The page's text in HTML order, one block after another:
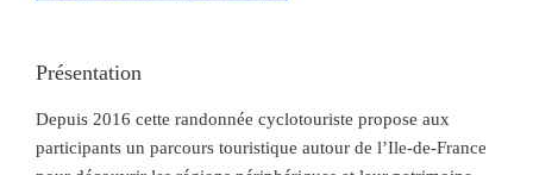
Présentation
Depuis 2016 cette randonnée cyclotouriste propose aux
participants un parcours touristique autour de l’Ile-de-France